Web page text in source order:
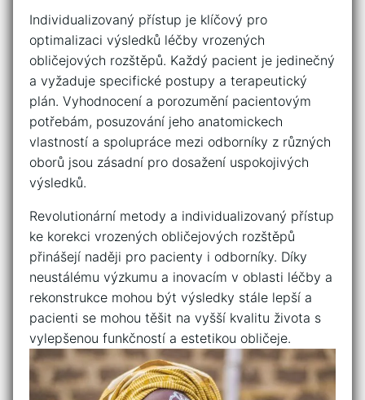
Individualizovaný přístup je klíčový pro⁤
optimalizaci výsledků léčby vrozených
obličejových rozštěpů.‍ Každý pacient ⁢je jedinečný
a vyžaduje specifické postupy a terapeutický
plán. Vyhodnocení a porozumění pacientovým
potřebám, ‌posuzování⁢ jeho anatomickech‍
vlastností‌ a⁤ spolupráce​ mezi odborníky⁤ z různých
oborů jsou zásadní pro dosažení uspokojivých
výsledků.
Revolutionární metody a​ individualizovaný ⁤přístup
ke ⁢korekci⁢ vrozených obličejových rozštěpů⁢
přinášejí ​naději pro⁤ pacienty ⁣i odborníky. ‌Díky
neustálému výzkumu a ⁣inovacím v oblasti léčby a
rekonstrukce⁤ mohou být výsledky stále lepší a
⁣pacienti se mohou ‌těšit na vyšší kvalitu ‍života s
vylepšenou‍ funkčností‌ a estetikou obličeje.